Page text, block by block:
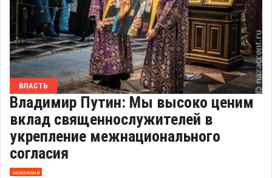
ВЛАСТЬ
Владимир Путин: Мы высоко ценим
вклад священнослужителей в
укрепление межнационального
согласия
эксклюзив